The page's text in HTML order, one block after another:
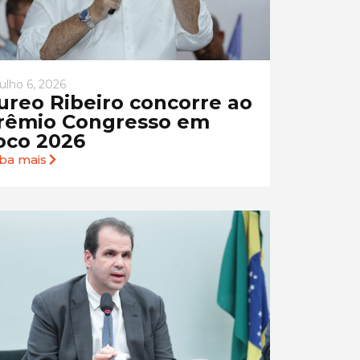
6, 2026
Ribeiro concorre ao
Congresso em
2026
mais